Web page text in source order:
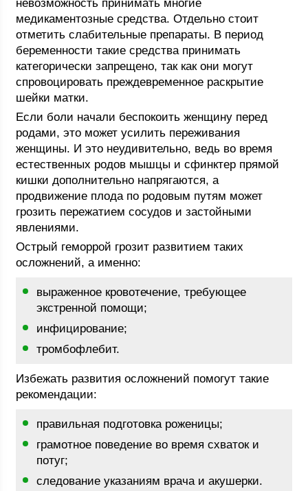
невозможность принимать многие
медикаментозные средства. Отдельно стоит
отметить слабительные препараты. В период
беременности такие средства принимать
категорически запрещено, так как они могут
спровоцировать преждевременное раскрытие
шейки матки.
Если боли начали беспокоить женщину перед
родами, это может усилить переживания
женщины. И это неудивительно, ведь во время
естественных родов мышцы и сфинктер прямой
кишки дополнительно напрягаются, а
продвижение плода по родовым путям может
грозить пережатием сосудов и застойными
явлениями.
Острый геморрой грозит развитием таких
осложнений, а именно:
выраженное кровотечение, требующее
экстренной помощи;
инфицирование;
тромбофлебит.
Избежать развития осложнений помогут такие
рекомендации:
правильная подготовка роженицы;
грамотное поведение во время схваток и
потуг;
следование указаниям врача и акушерки.